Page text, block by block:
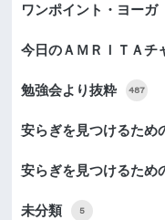
ワンポイント・ヨーガ
今日のＡＭＲＩＴＡチ
勉強会より抜粋 487
安らぎを見つけるため
安らぎを見つけるため
未分類 5